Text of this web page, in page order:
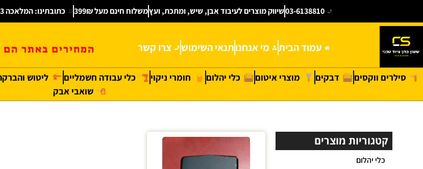
03-6138810שיווק מוצרים לעיבוד אבן, שיש, ומתכת, ועץמשלוח חינם מעל 399₪ כתובתינו: המלאכה 63 ,אזור התעשיה חולון
עמוד הבית מי אנחנותנאי השימוש צרו קשר המחירים באתר
סילרים ווקסים דבקים מוצרי איטום כלי יהלום חומרי ניקוי כלי עבודה חשמליים ליטוש
שואבי אבק
קטגוריות מוצרים
כלי יהלום